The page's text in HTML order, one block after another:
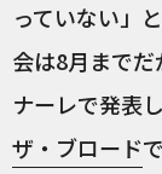
っていない」
会は8月まで
ナーレで発表
ザ・ブロード